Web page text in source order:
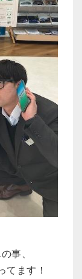
事、
てます！